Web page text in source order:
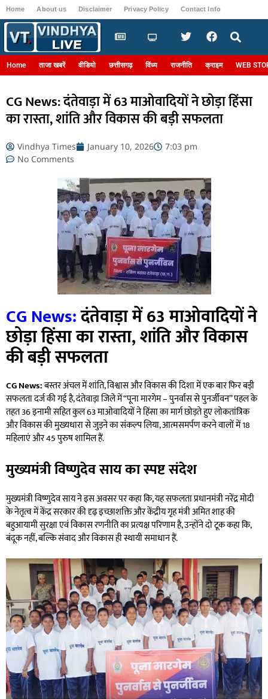
Home About us Disclaimer Privacy Policy Contact Info
Home ताजा खबरें वीडियो छत्तीसगढ़ विंध्य राजनीति क्राइम WEB
CG News: दंतेवाड़ा में 63 माओवादियों ने छोड़ा हिंसा
का रास्ता, शांति और विकास की बड़ी सफलता
Vindhya Times January 10, 2026
7:03 pm
No Comments
CG News:दंतेवाड़ा में 63 माओवादियों ने
छोड़ा हिंसा का रास्ता, शांति और विकास
की बड़ी सफलता
CG News:बस्तर अंचल में शांति, विश्वास और विकास की दिशा में एक बार फिर बड़ी
सफलता दर्ज की गई है, दंतेवाड़ा जिले में “पूना मारगेम – पुनर्वास से पुनर्जीवन” पहल के
तहत 36 इनामी सहित कुल 63 माओवादियों ने हिंसा का मार्ग छोड़ते हुए लोकतांत्रिक
और विकास की मुख्यधारा से जुड़ने का संकल्प लिया, आत्मसमर्पण करने वालों में 18
महिलाएं और 45 पुरुष शामिल हैं.
मुख्यमंत्री विष्णुदेव साय का स्पष्ट संदेश
मुख्यमंत्री विष्णुदेव साय ने इस अवसर पर कहा कि, यह सफलता प्रधानमंत्री नरेंद्र मोदी
के नेतृत्व में केंद्र सरकार की दृढ़ इच्छाशक्ति और केंद्रीय गृह मंत्री अमित शाह की
बहुआयामी सुरक्षा एवं विकास रणनीति का प्रत्यक्ष परिणाम है, उन्होंने दो टूक कहा कि,
बंदूक नहीं, बल्कि संवाद और विकास ही स्थायी समाधान हैं.